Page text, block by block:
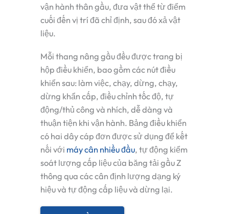
vận hành thân gầu, đưa vật thể từ điểm
cuối đến vị trí đã chỉ định, sau đó xả vật
liệu.
Mỗi thang nâng gầu đều được trang bị
hộp điều khiển, bao gồm các nút điều
khiển sau: làm việc, chạy, dừng, chạy,
dừng khẩn cấp, điều chỉnh tốc độ, tự
động/thủ công và nhích, dễ dàng và
thuận tiện khi vận hành. Bảng điều khiển
có hai dây cáp đơn được sử dụng để kết
nối với máy cân nhiều đầu, tự động kiểm
soát lượng cấp liệu của băng tải gầu Z
thông qua các cân định lượng dạng ký
hiệu và tự động cấp liệu và dừng lại.